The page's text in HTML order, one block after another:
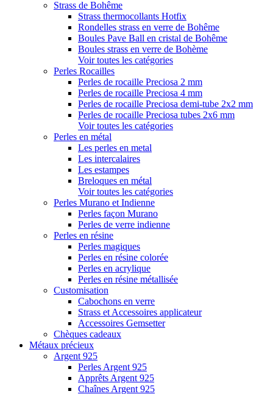
Strass de Bohême
Strass thermocollants Hotfix
Rondelles strass en verre de Bohême
Boules Pave Ball en cristal de Bohême
Boules strass en verre de Bohème
Voir toutes les catégories
Perles Rocailles
Perles de rocaille Preciosa 2 mm
Perles de rocaille Preciosa 4 mm
Perles de rocaille Preciosa demi-tube 2x2 mm
Perles de rocaille Preciosa tubes 2x6 mm
Voir toutes les catégories
Perles en métal
Les perles en metal
Les intercalaires
Les estampes
Breloques en métal
Voir toutes les catégories
Perles Murano et Indienne
Perles façon Murano
Perles de verre indienne
Perles en résine
Perles magiques
Perles en résine colorée
Perles en acrylique
Perles en résine métallisée
Customisation
Cabochons en verre
Strass et Accessoires applicateur
Accessoires Gemsetter
Chèques cadeaux
Métaux précieux
Argent 925
Perles Argent 925
Apprêts Argent 925
Chaînes Argent 925